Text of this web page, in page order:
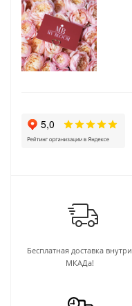
Бесплатная доставка внутри
МКАДа!